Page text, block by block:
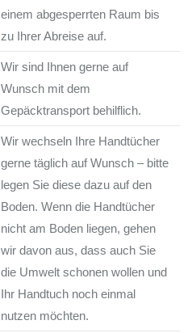
einem abgesperrten Raum bis
zu Ihrer Abreise auf.
Wir sind Ihnen gerne auf
Wunsch mit dem
Gepäcktransport behilflich.
Wir wechseln Ihre Handtücher
gerne täglich auf Wunsch – bitte
legen Sie diese dazu auf den
Boden. Wenn die Handtücher
nicht am Boden liegen, gehen
wir davon aus, dass auch Sie
die Umwelt schonen wollen und
Ihr Handtuch noch einmal
nutzen möchten.